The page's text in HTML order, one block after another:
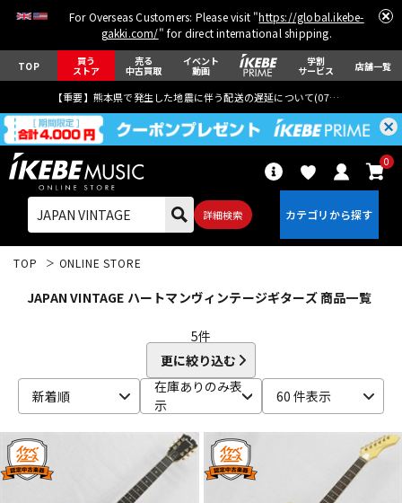
For Overseas Customers: Please visit "https://global.ikebe-
gakki.com/" for direct international shipping.
TOP 買う
ストア
売る
中古買取
イベント
動画
学割
サービス 店舗一覧
【重要】熊本県で発生した地震に伴う配送の遅延について(07月29日
詳細検索
0
ベース ウクレレ
パーカッション
TOP ONLINE STORE
JAPAN VINTAGE ハートマンヴィンテージギターズ 商品一覧
5件
更に絞り込む
新着順
在庫ありのみ表
示
60 件表示